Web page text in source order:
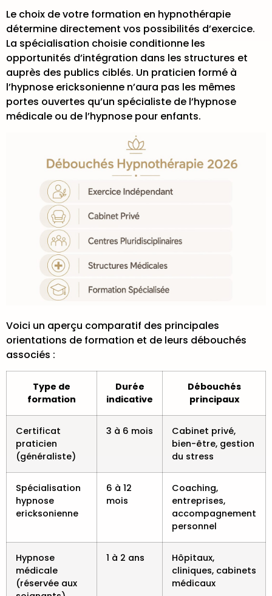
Le choix de votre formation en hypnothérapie
détermine directement vos possibilités d’exercice.
La spécialisation choisie conditionne les
opportunités d’intégration dans les structures et
auprès des publics ciblés. Un praticien formé à
l’hypnose ericksonienne n’aura pas les mêmes
portes ouvertes qu’un spécialiste de l’hypnose
médicale ou de l’hypnose pour enfants.
Voici un aperçu comparatif des principales
orientations de formation et de leurs débouchés
associés :
Type de
formation
Durée
indicative
Débouchés
principaux
Certificat
praticien
(généraliste)
3 à 6 mois
Cabinet privé,
bien-être, gestion
du stress
Spécialisation
hypnose
ericksonienne
6 à 12
mois
Coaching,
entreprises,
accompagnement
personnel
Hypnose
médicale
(réservée aux
1 à 2 ans
Hôpitaux,
cliniques, cabinets
médicaux